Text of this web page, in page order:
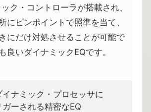
ク・コントローラが搭載され、
にピンポイントで照準を当て、
にだけ対処させることが可能で
良いダイナミックEQです。
イナミック・プロセッサに
ガーされる精密なEQ